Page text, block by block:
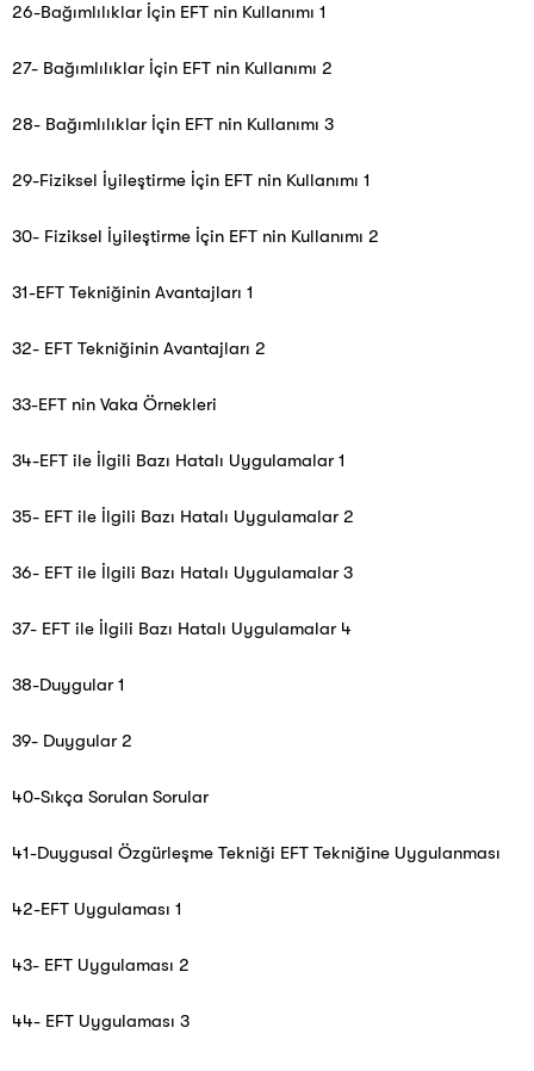
26-Bağımlılıklar İçin EFT nin Kullanımı 1
27- Bağımlılıklar İçin EFT nin Kullanımı 2
28- Bağımlılıklar İçin EFT nin Kullanımı 3
29-Fiziksel İyileştirme İçin EFT nin Kullanımı 1
30- Fiziksel İyileştirme İçin EFT nin Kullanımı 2
31-EFT Tekniğinin Avantajları 1
32- EFT Tekniğinin Avantajları 2
33-EFT nin Vaka Örnekleri
34-EFT ile İlgili Bazı Hatalı Uygulamalar 1
35- EFT ile İlgili Bazı Hatalı Uygulamalar 2
36- EFT ile İlgili Bazı Hatalı Uygulamalar 3
37- EFT ile İlgili Bazı Hatalı Uygulamalar 4
38-Duygular 1
39- Duygular 2
40-Sıkça Sorulan Sorular
41-Duygusal Özgürleşme Tekniği EFT Tekniğine Uygulanması
42-EFT Uygulaması 1
43- EFT Uygulaması 2
44- EFT Uygulaması 3